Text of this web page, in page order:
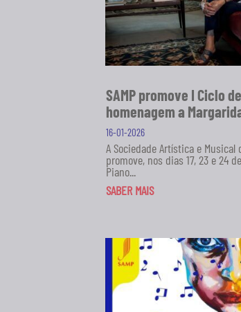
SAMP promove I Ciclo
homenagem a
16-01-2026
A Sociedade Artística e Musical
promove, nos dias 17, 23 e 24
Piano...
SABER MAIS